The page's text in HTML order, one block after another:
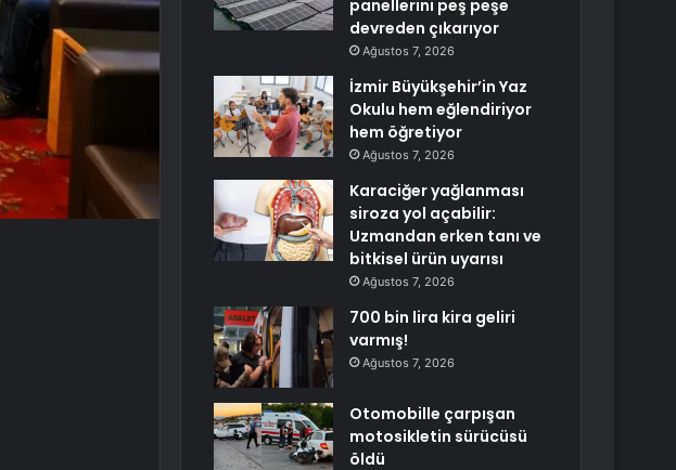
panellerini peş peşe
devreden çıkarıyor
Ağustos 7, 2026
İzmir Büyükşehir’in Yaz
Okulu hem eğlendiriyor
hem öğretiyor
Ağustos 7, 2026
Karaciğer yağlanması
siroza yol açabilir:
Uzmandan erken tanı ve
bitkisel ürün uyarısı
Ağustos 7, 2026
700 bin lira kira geliri
varmış!
Ağustos 7, 2026
Otomobille çarpışan
motosikletin sürücüsü
öldü